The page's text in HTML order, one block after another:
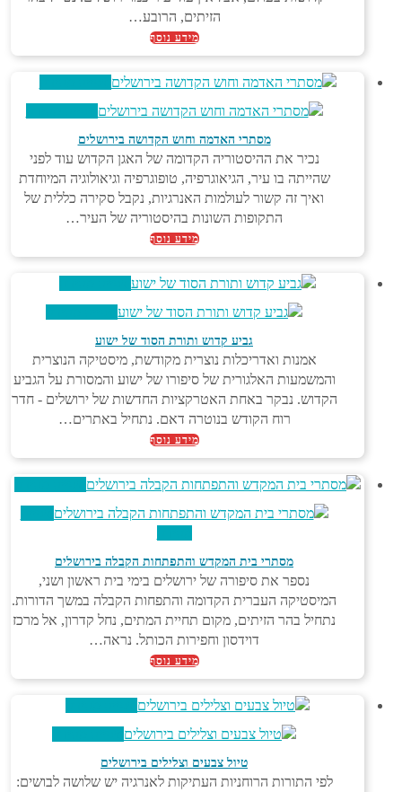
הזיתים, הרובע…
מידע נוסף
צפייה מהירה
צפייה מהירה
מסתרי האדמה וחוש הקדושה בירושלים
נכיר את ההיסטוריה הקדומה של האגן הקדוש עוד לפני
שהייתה בו עיר, הגיאוגרפיה, טופוגרפיה וגיאולוגיה המיוחדת
ואיך זה קשור לעולמות האנרגיות, נקבל סקירה כללית של
התקופות השונות בהיסטוריה של העיר…
מידע נוסף
צפייה מהירה
צפייה מהירה
גביע קדוש ותורת הסוד של ישוע
אמנות ואדריכלות נוצרית מקודשת, מיסטיקה הנוצרית
והמשמעות האלגורית של סיפורו של ישוע והמסורת על הגביע
הקדוש. נבקר באחת האטרקציות החדשות של ירושלים - חדר
רוח הקודש בנוטרה דאם. נתחיל באתרים…
מידע נוסף
צפייה מהירה
צפייה
מסתרי בית המקדש והתפתחות הקבלה בירושלים
נספר את סיפורה של ירושלים בימי בית ראשון ושני,
המיסטיקה העברית הקדומה והתפחות הקבלה במשך הדורות.
נתחיל בהר הזיתים, מקום תחיית המתים, נחל קדרון, אל מרכז
דוידסון וחפירות הכותל. נראה…
מידע נוסף
צפייה מהירה
צפייה מהירה
טיול צבעים וצלילים בירושלים
לפי התורות הרוחניות העתיקות לאנרגיה יש שלושה לבושים: